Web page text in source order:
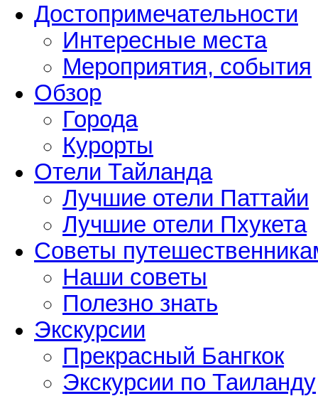
Достопримечательности
Интересные места
Мероприятия, события
Обзор
Города
Курорты
Отели Тайланда
Лучшие отели Паттайи
Лучшие отели Пхукета
Советы
Наши советы
Полезно знать
Экскурсии
Прекрасный Бангкок
Экскурсии по Таиланду